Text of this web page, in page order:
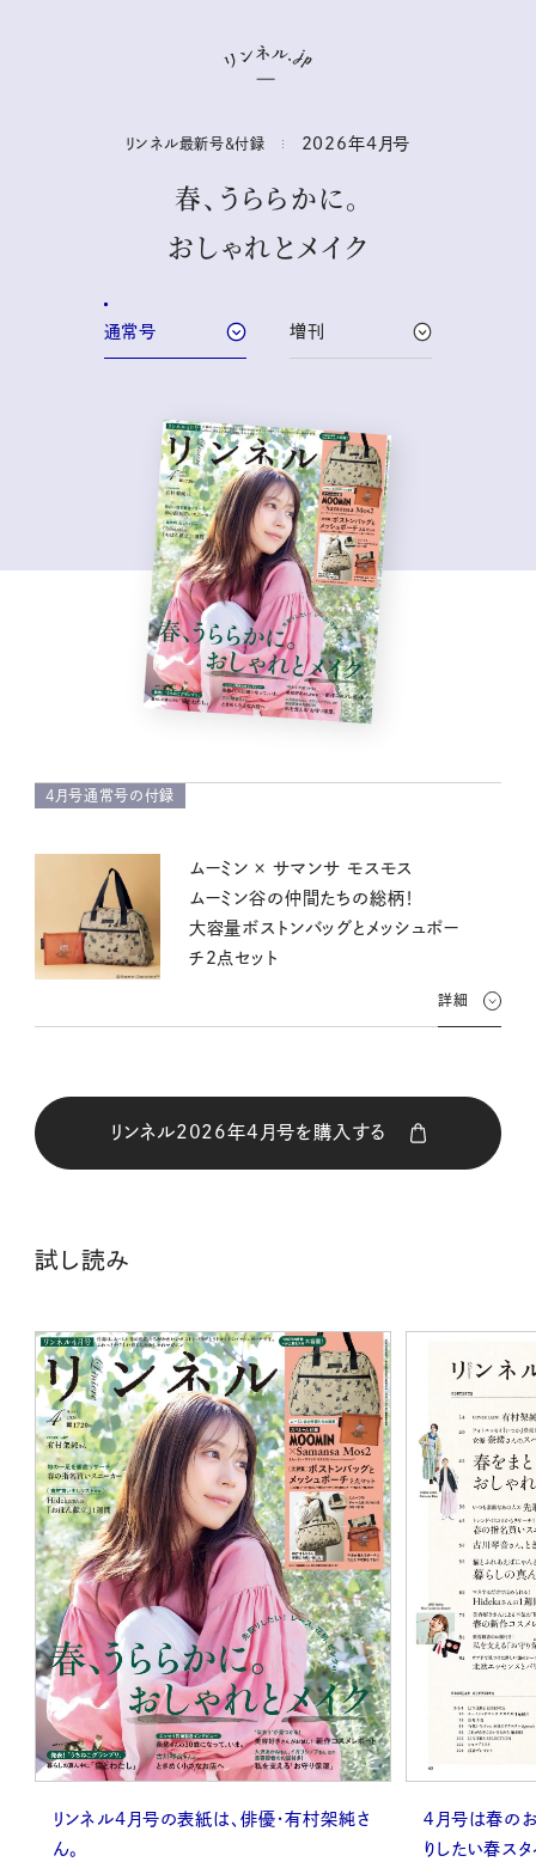
リンネル最新号&付録 2026年4 月号
春、うららかに。
おしゃれとメイク
通常号 増刊
4月号通常号の付録
ムーミン × サマンサ モスモス
ムーミン谷の仲間たちの総柄！
大容量ボストンバッグとメッシュポー
チ2点セット
詳細
リンネル2026年4月号を購入する
試し読み
リンネル4月号の表紙は、俳優・有村架純さ
ん。
４月号は春の
りしたい春ス